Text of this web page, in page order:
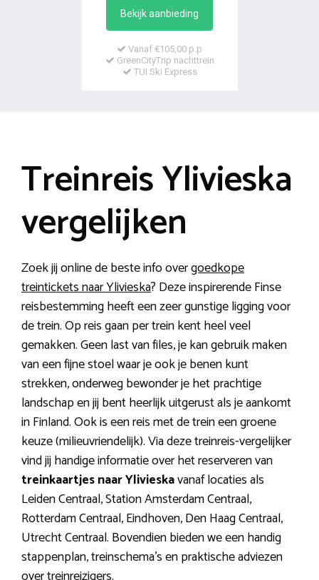
Bekijk aanbieding
Vanaf €105,00 p.p
GreenCityTrip nachttrein
TUI Ski Express
Treinreis Ylivieska
vergelijken
Zoek jij online de beste info overgoedkope
treintickets naar Ylivieska? Deze inspirerende Finse
reisbestemming heeft een zeer gunstige ligging voor
de trein. Op reis gaan per trein kent heel veel
gemakken. Geen last van files, je kan gebruik maken
van een fijne stoel waar je ook je benen kunt
strekken, onderweg bewonder je het prachtige
landschap en jij bent heerlijk uitgerust als je aankomt
in Finland. Ook is een reis met de trein een groene
keuze (milieuvriendelijk). Via deze treinreis-vergelijker
vind jij handige informatie over het reserveren van
treinkaartjes naar Ylivieskavanaf locaties als
Leiden Centraal, Station Amsterdam Centraal,
Rotterdam Centraal, Eindhoven, Den Haag Centraal,
Utrecht Centraal. Bovendien bieden we een handig
stappenplan, treinschema’s en praktische adviezen